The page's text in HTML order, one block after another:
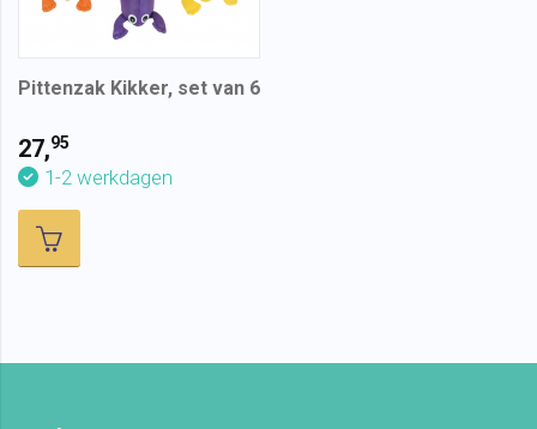
Pittenzak Kikker, set van 6
27,95
1-2 werkdagen